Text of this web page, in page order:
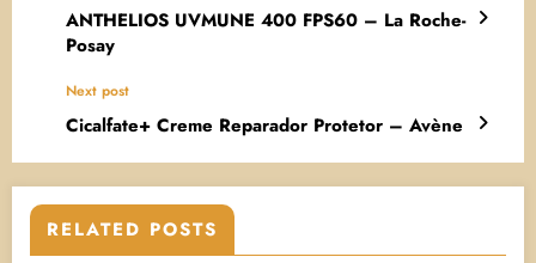
ANTHELIOS UVMUNE 400 FPS60 – La Roche-
Posay
Next post
Cicalfate+ Creme Reparador Protetor – Avène
RELATED POSTS